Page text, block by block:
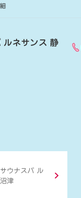
ルネサンス 静
サウナスパ ル
津